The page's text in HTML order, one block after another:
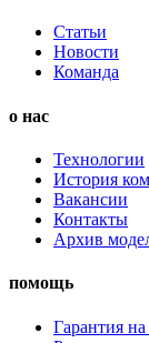
Статьи
Новости
Команда
о нас
Технологии
История
Вакансии
Контакты
Архив
помощь
Гарантия на